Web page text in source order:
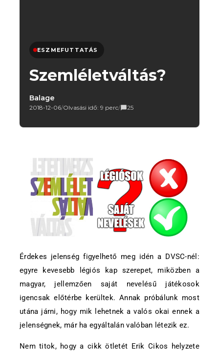
ESZMEFUTTATÁS
Szemléletváltás?
Balage
2018-12-06/Olvasási idő: 9 perc/ 25
Érdekes jelenség figyelhető meg idén a DVSC-nél:
egyre kevesebb légiós kap szerepet, miközben a
magyar, jellemzően saját nevelésű játékosok
igencsak előtérbe kerültek. Annak próbálunk most
utána járni, hogy mik lehetnek a valós okai ennek a
jelenségnek, már ha egyáltalán valóban létezik ez.
Nem titok, hogy a cikk ötletét Erik Cikos helyzete